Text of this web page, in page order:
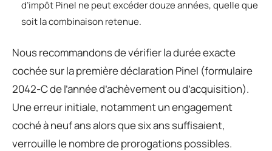
d’impôt Pinel ne peut excéder douze années, quelle que
soit la combinaison retenue.
Nous recommandons de vérifier la durée exacte
cochée sur la première déclaration Pinel (formulaire
2042-C de l’année d’achèvement ou d’acquisition).
Une erreur initiale, notamment un engagement
coché à neuf ans alors que six ans suffisaient,
verrouille le nombre de prorogations possibles.